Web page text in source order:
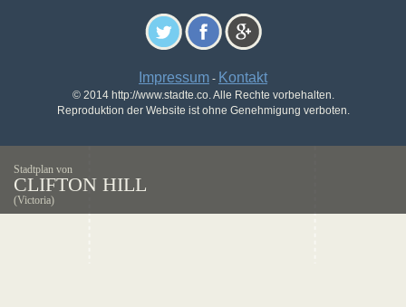
Impressum - Kontakt
© 2014 http://www.stadte.co. Alle Rechte vorbehalten.
Reproduktion der Website ist ohne Genehmigung verboten.
Stadtplan von
CLIFTON HILL
(Victoria)